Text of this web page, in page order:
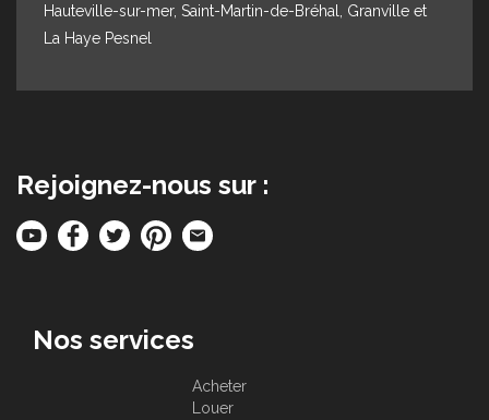
Hauteville-sur-mer, Saint-Martin-de-Bréhal, Granville et
La Haye Pesnel
Rejoignez-nous sur :
Nos services
Acheter
Louer